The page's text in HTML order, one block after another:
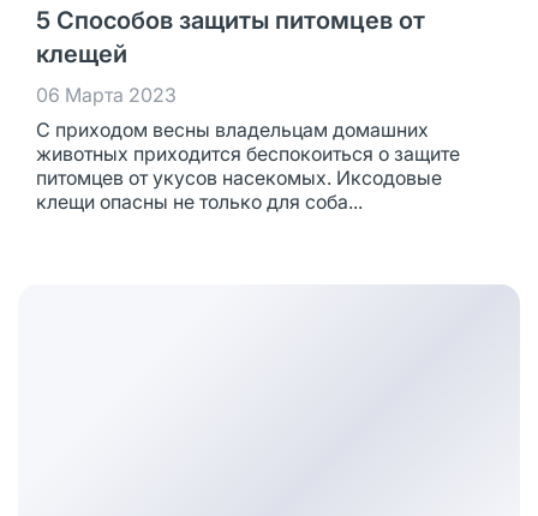
5 Способов защиты питомцев от
клещей
06 Марта 2023
С приходом весны владельцам домашних
животных приходится беспокоиться о защите
питомцев от укусов насекомых. Иксодовые
клещи опасны не только для соба...